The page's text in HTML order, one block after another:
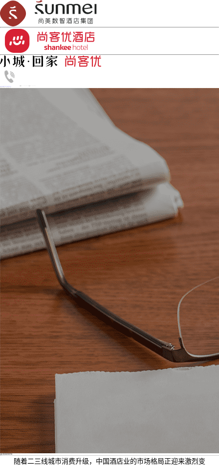
随着二三线城市消费升级，中国酒店业的市场格局正迎来激烈变